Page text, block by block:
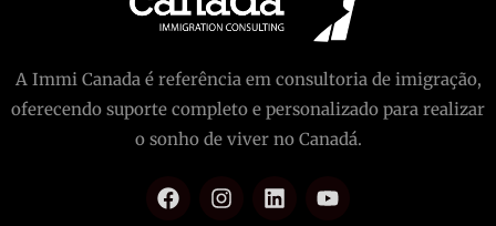
A Immi Canada é referência em consultoria de imigração,
oferecendo suporte completo e personalizado para realizar
o sonho de viver no Canadá.